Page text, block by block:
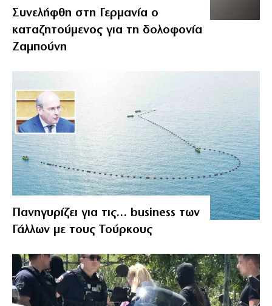
Συνελήφθη στη Γερμανία ο
καταζητούμενος για τη δολοφονία
Ζαμπούνη
Πανηγυρίζει για τις… business των
Γάλλων με τους Τούρκους